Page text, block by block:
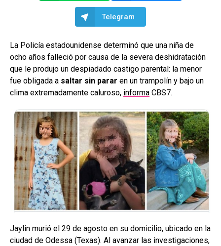
Telegram
La Policía estadounidense determinó que una niña de
ocho años falleció por causa de la severa deshidratación
que le produjo un despiadado castigo parental: la menor
fue obligada a saltar sin parar en un trampolín y bajo un
clima extremadamente caluroso, informa CBS7.
Jaylin murió el 29 de agosto en su domicilio, ubicado en la
ciudad de Odessa (Texas). Al avanzar las investigaciones,